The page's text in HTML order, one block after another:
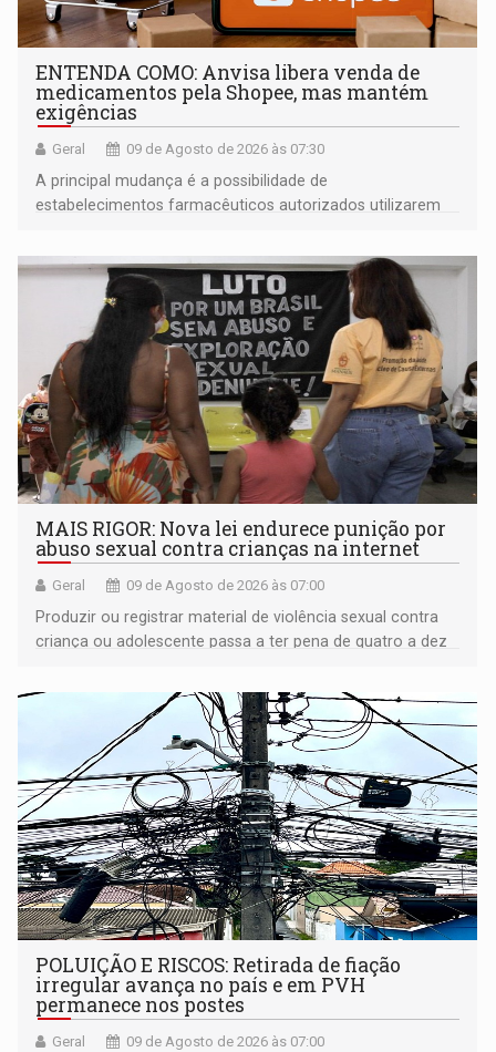
ENTENDA COMO: Anvisa libera venda de
medicamentos pela Shopee, mas mantém
exigências
Geral 09 de Agosto de 2026 às 07:30
A principal mudança é a possibilidade de
estabelecimentos farmacêuticos autorizados utilizarem
MAIS RIGOR: Nova lei endurece punição por
abuso sexual contra crianças na internet
Geral 09 de Agosto de 2026 às 07:00
Produzir ou registrar material de violência sexual contra
criança ou adolescente passa a ter pena de quatro a dez
POLUIÇÃO E RISCOS: Retirada de fiação
irregular avança no país e em PVH
permanece nos postes
Geral 09 de Agosto de 2026 às 07:00